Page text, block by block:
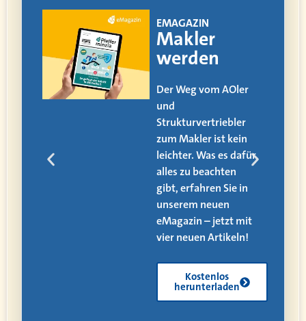
EMAGAZIN
Makler
werden
Der Weg vom AOler
und
Strukturvertriebler
zum Makler ist kein
leichter. Was es dafür
alles zu beachten
gibt, erfahren Sie in
unserem neuen
eMagazin – jetzt mit
vier neuen Artikeln!
Kostenlos
herunterladen